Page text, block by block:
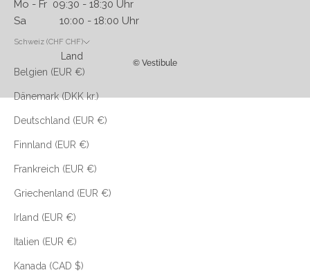
Mo - Fr 09:30 - 18:30 Uhr
Sa 10:00 - 18:00 Uhr
Schweiz (CHF CHF)
Land
Belgien (EUR €)
Dänemark (DKK kr.)
Deutschland (EUR €)
Finnland (EUR €)
Frankreich (EUR €)
Griechenland (EUR €)
Irland (EUR €)
Italien (EUR €)
Kanada (CAD $)
© Vestibule